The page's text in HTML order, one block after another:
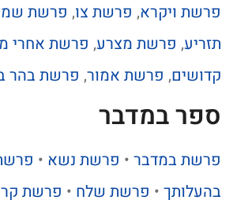
פרשת ויקרא, פרשת צו, פרשת
תזריע, פרשת מצרע, פרשת אחרי
קדושים, פרשת אמור, פרשת בהר
ספר במדבר
פרשת במדבר • פרשת נשא •
בהעלותך • פרשת שלח • פרשת